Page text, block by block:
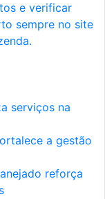
e verificar
sempre no site
serviços na
a gestão
reforça